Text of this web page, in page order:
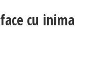
cu inima